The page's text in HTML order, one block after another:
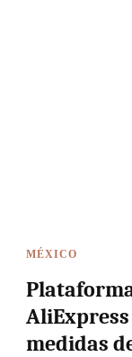
MÉXICO
medidas